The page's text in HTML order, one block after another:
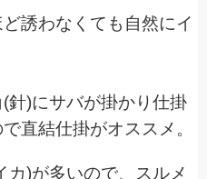
誘わなくても自然にイ
)にサバが掛かり仕掛
直結仕掛がオススメ。
カ)が多いので、スルメ